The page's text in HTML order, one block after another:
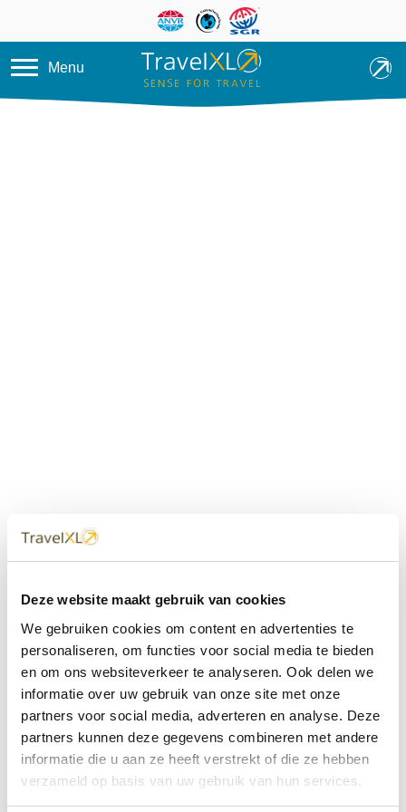
Deze website maakt gebruik van cookies
We gebruiken cookies om content en advertenties te
personaliseren, om functies voor social media te bieden
en om ons websiteverkeer te analyseren. Ook delen we
informatie over uw gebruik van onze site met onze
partners voor social media, adverteren en analyse. Deze
partners kunnen deze gegevens combineren met andere
informatie die u aan ze heeft verstrekt of die ze hebben
verzameld op basis van uw gebruik van hun services.
Overslaan en naar de inhoud
Menu
dichtbij
Met 60+ verkooppunten in Nederland en België staan wij
met onze XL Travelcenters, mobiele reisadviseurs van
TravelXL@Home en deze website altijd voor uw vakantie
klaar.
• Ontzorgen van A-Z • Onafhankelijk advies • Maatwerk •
Bespaar tijd en stress
TravelXLreisbureau's